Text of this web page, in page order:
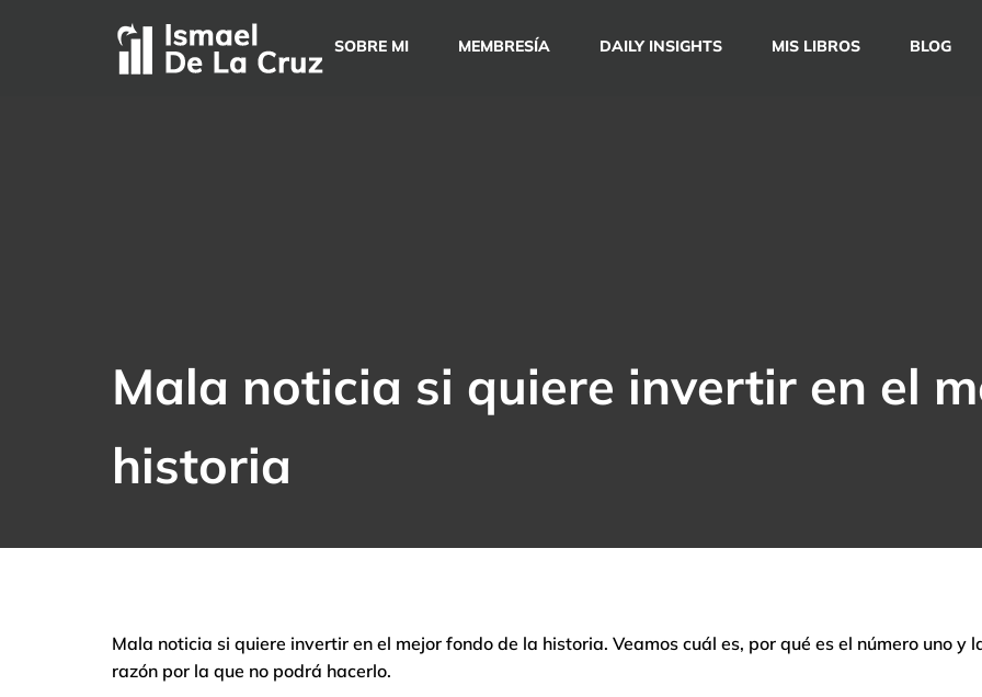
SOBRE MI MEMBRESÍA DAILY INSIGHTS MIS LIBROS BLOG
Mala noticia si quiere invertir en el
historia
Mala noticia si quiere invertir en el mejor fondo de la historia. Veamos cuál es, por qué es el número uno y
razón por la que no podrá hacerlo.